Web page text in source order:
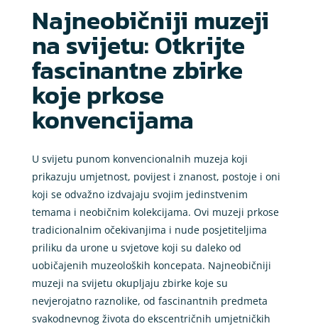
Najneobičniji muzeji
na svijetu: Otkrijte
fascinantne zbirke
koje prkose
konvencijama
U svijetu punom konvencionalnih muzeja koji
prikazuju umjetnost, povijest i znanost, postoje i oni
koji se odvažno izdvajaju svojim jedinstvenim
temama i neobičnim kolekcijama. Ovi muzeji prkose
tradicionalnim očekivanjima i nude posjetiteljima
priliku da urone u svjetove koji su daleko od
uobičajenih muzeoloških koncepata. Najneobičniji
muzeji na svijetu okupljaju zbirke koje su
nevjerojatno raznolike, od fascinantnih predmeta
svakodnevnog života do ekscentričnih umjetničkih